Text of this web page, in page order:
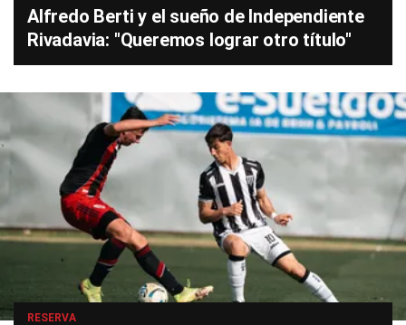
Alfredo Berti y el sueño de Independiente
Rivadavia: "Queremos lograr otro título"
RESERVA